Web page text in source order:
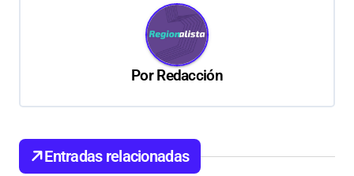
d
e
PorRedacción
Entradas relacionadas